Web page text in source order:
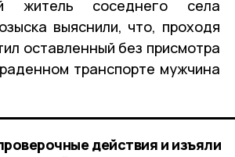
житель соседнего села
выяснили, что, проходя
оставленный без присмотра
транспорте мужчина
действия и изъяли